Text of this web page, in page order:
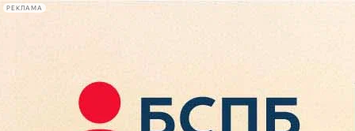
РЕКЛАМА
Сегодня:
2026.08.09
13:57